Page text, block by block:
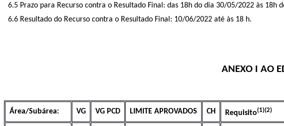
6.5 Prazo para Recurso contra o Resultado Final: das 18h do dia 30/05/2022 às 18h
6.6 Resultado do Recurso contra o Resultado Final: 10/06/2022 até às 18 h.
ANEXO I AO
Área/Subárea: VG VG PCD LIMITE APROVADOS CH Requisito(1)(2)